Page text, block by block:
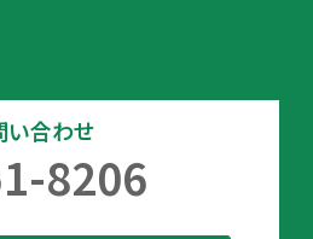
い合わせ
8206